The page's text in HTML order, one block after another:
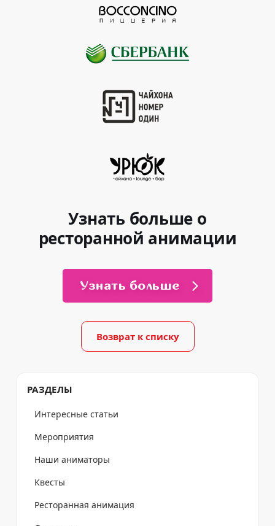
РАЗДЕЛЫ
Интересные статьи
Мероприятия
Наши аниматоры
Квесты
Ресторанная анимация
Узнать больше о
ресторанной анимации
Узнать больше
Возврат к списку